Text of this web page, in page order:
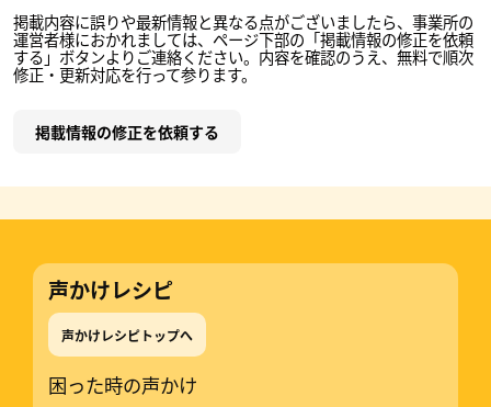
掲載内容に誤りや最新情報と異なる点がございましたら、事業所の
運営者様におかれましては、ページ下部の「掲載情報の修正を依頼
する」ボタンよりご連絡ください。内容を確認のうえ、無料で順次
修正・更新対応を行って参ります。
掲載情報の修正を依頼する
声かけレシピ
声かけレシピトップへ
困った時の声かけ